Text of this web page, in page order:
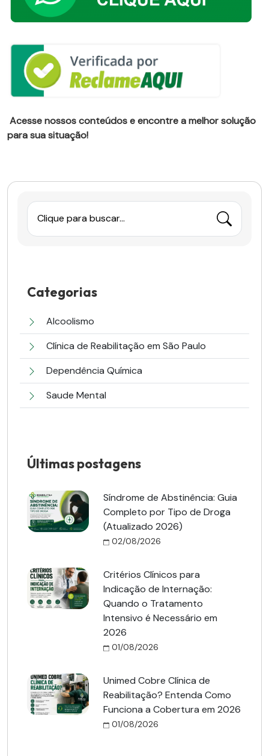
Acesse nossos conteúdos e encontre a melhor solução
para sua situação!
Clique para buscar...
Categorias
Alcoolismo
Clínica de Reabilitação em São Paulo
Dependência Química
Saude Mental
Últimas postagens
Síndrome de Abstinência: Guia
Completo por Tipo de Droga
(Atualizado 2026)
02/08/2026
Critérios Clínicos para
Indicação de Internação:
Quando o Tratamento
Intensivo é Necessário em
2026
01/08/2026
Unimed Cobre Clínica de
Reabilitação? Entenda Como
Funciona a Cobertura em 2026
01/08/2026